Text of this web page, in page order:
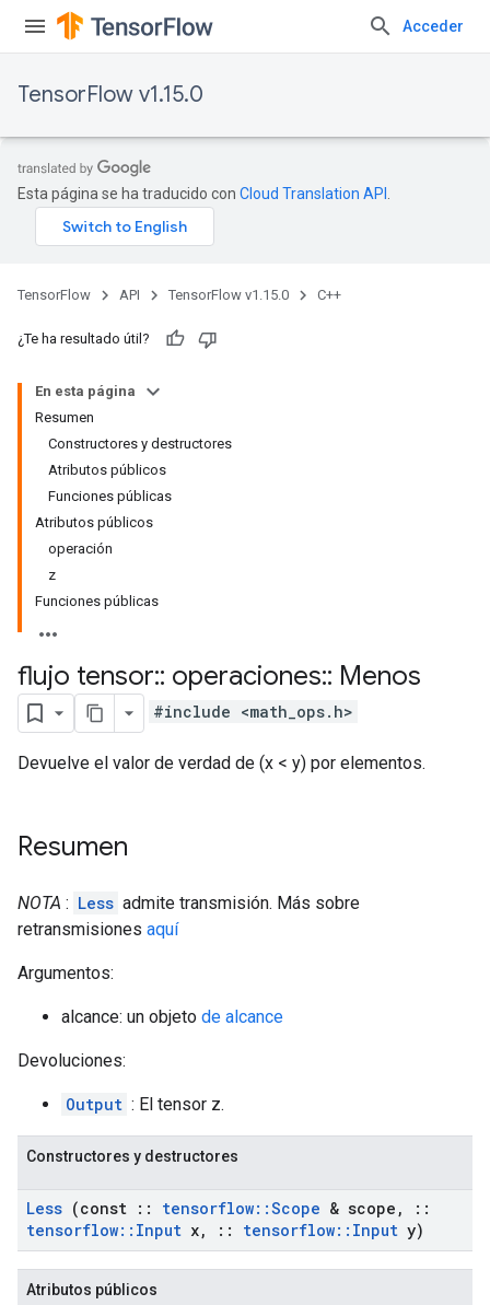
Acceder
TensorFlow v1.15.0
Esta página se ha traducido con Cloud Translation API
TensorFlow API TensorFlow v1.15.0 C++
¿Te ha resultado útil?
En esta página
Resumen
Constructores y destructores
Atributos públicos
Funciones públicas
Atributos públicos
operación
z
Funciones públicas
flujo tensor:: operaciones:: Menos
#include <math_ops.h>
Devuelve el valor de verdad de (x < y) por elementos.
Resumen
NOTA : Less admite transmisión. Más sobre
retransmisiones aquí
Argumentos:
alcance: un objeto de alcance
Devoluciones:
Output : El tensor z.
Constructores y destructores
Less (const :: tensorflow::Scope & scope ,
::
tensorflow:: Input x, :: tensorflow:: Input y)
Atributos públicos